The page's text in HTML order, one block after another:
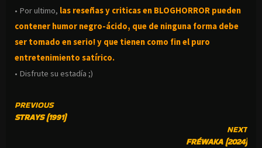
• Por ultimo, las reseñas y criticas en BLOGHORROR pueden
contener humor negro-ácido, que de ninguna forma debe
ser tomado en serio! y que tienen como fin el puro
entretenimiento satírico.
• Disfrute su estadía ;)
CONTINUE
READING
PREVIOUS
STRAYS (1991)
NEXT
FRÉWAKA (2024)